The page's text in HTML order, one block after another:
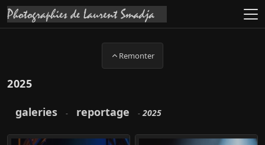
Remonter
2025
galeries
- reportage - 2025